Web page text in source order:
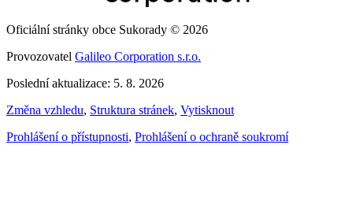
Oficiální stránky obce Sukorady © 2026
Provozovatel Galileo Corporation s.r.o.
Poslední aktualizace: 5. 8. 2026
Změna vzhledu, Struktura stránek, Vytisknout
Prohlášení o přístupnosti, Prohlášení o ochraně soukromí